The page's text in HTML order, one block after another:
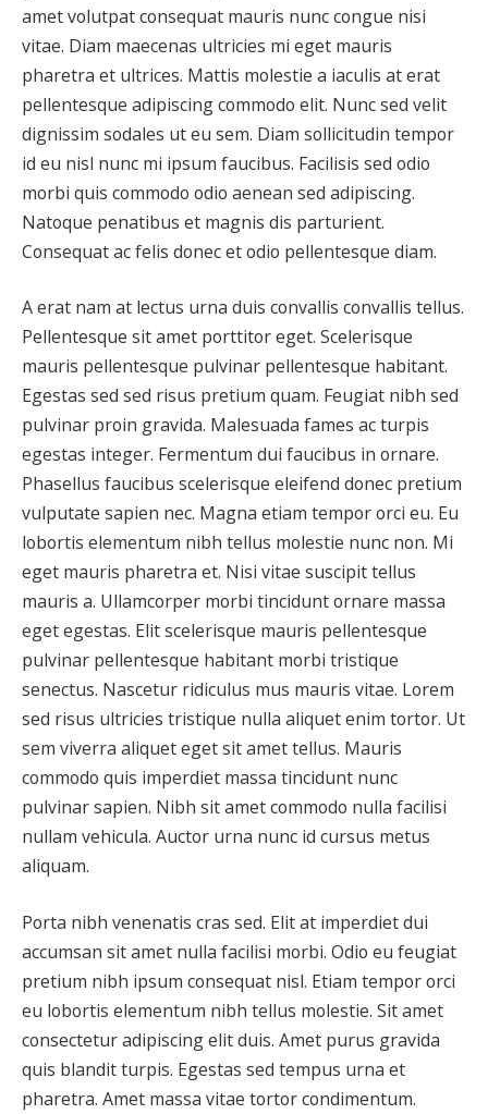
amet volutpat consequat mauris nunc congue nisi
vitae. Diam maecenas ultricies mi eget mauris
pharetra et ultrices. Mattis molestie a iaculis at erat
pellentesque adipiscing commodo elit. Nunc sed velit
dignissim sodales ut eu sem. Diam sollicitudin tempor
id eu nisl nunc mi ipsum faucibus. Facilisis sed odio
morbi quis commodo odio aenean sed adipiscing.
Natoque penatibus et magnis dis parturient.
Consequat ac felis donec et odio pellentesque diam.
A erat nam at lectus urna duis convallis convallis tellus.
Pellentesque sit amet porttitor eget. Scelerisque
mauris pellentesque pulvinar pellentesque habitant.
Egestas sed sed risus pretium quam. Feugiat nibh sed
pulvinar proin gravida. Malesuada fames ac turpis
egestas integer. Fermentum dui faucibus in ornare.
Phasellus faucibus scelerisque eleifend donec pretium
vulputate sapien nec. Magna etiam tempor orci eu. Eu
lobortis elementum nibh tellus molestie nunc non. Mi
eget mauris pharetra et. Nisi vitae suscipit tellus
mauris a. Ullamcorper morbi tincidunt ornare massa
eget egestas. Elit scelerisque mauris pellentesque
pulvinar pellentesque habitant morbi tristique
senectus. Nascetur ridiculus mus mauris vitae. Lorem
sed risus ultricies tristique nulla aliquet enim tortor. Ut
sem viverra aliquet eget sit amet tellus. Mauris
commodo quis imperdiet massa tincidunt nunc
pulvinar sapien. Nibh sit amet commodo nulla facilisi
nullam vehicula. Auctor urna nunc id cursus metus
aliquam.
Porta nibh venenatis cras sed. Elit at imperdiet dui
accumsan sit amet nulla facilisi morbi. Odio eu feugiat
pretium nibh ipsum consequat nisl. Etiam tempor orci
eu lobortis elementum nibh tellus molestie. Sit amet
consectetur adipiscing elit duis. Amet purus gravida
quis blandit turpis. Egestas sed tempus urna et
pharetra. Amet massa vitae tortor condimentum.